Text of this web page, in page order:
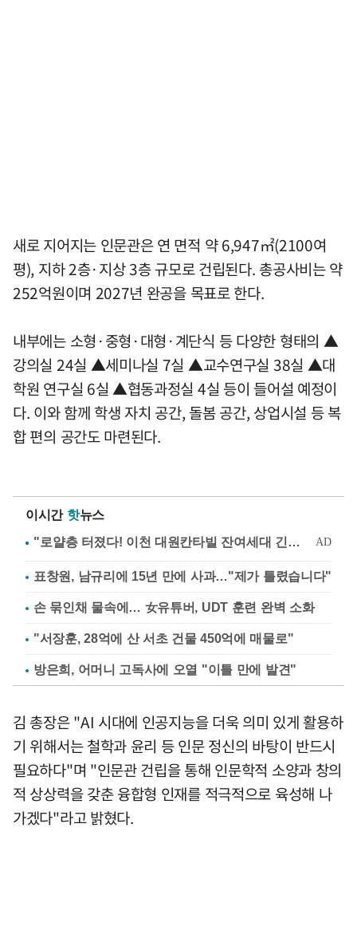
새로 지어지는 인문관은 연 면적 약 6,947㎡(2100여
평), 지하 2층·지상 3층 규모로 건립된다. 총공사비는 약
252억원이며 2027년 완공을 목표로 한다.
내부에는 소형·중형·대형·계단식 등 다양한 형태의 ▲
강의실 24실 ▲세미나실 7실 ▲교수연구실 38실 ▲대
학원 연구실 6실 ▲협동과정실 4실 등이 들어설 예정이
다. 이와 함께 학생 자치 공간, 돌봄 공간, 상업시설 등 복
합 편의 공간도 마련된다.
이시간 핫뉴스
표창원, 남규리에 15년 만에 사과…"제가 틀렸습니다"
손 묶인채 물속에… 女유튜버, UDT 훈련 완벽 소화
"서장훈, 28억에 산 서초 건물 450억에 매물로"
방은희, 어머니 고독사에 오열 "이틀 만에 발견"
김 총장은 "AI 시대에 인공지능을 더욱 의미 있게 활용하
기 위해서는 철학과 윤리 등 인문 정신의 바탕이 반드시
필요하다"며 "인문관 건립을 통해 인문학적 소양과 창의
적 상상력을 갖춘 융합형 인재를 적극적으로 육성해 나
가겠다"라고 밝혔다.